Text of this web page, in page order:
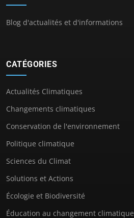
Blog d'actualités et d'informations
CATÉGORIES
Actualités Climatiques
Changements climatiques
Conservation de l'environnement
Politique climatique
Sciences du Climat
Solutions et Actions
Écologie et Biodiversité
Éducation au changement climatique